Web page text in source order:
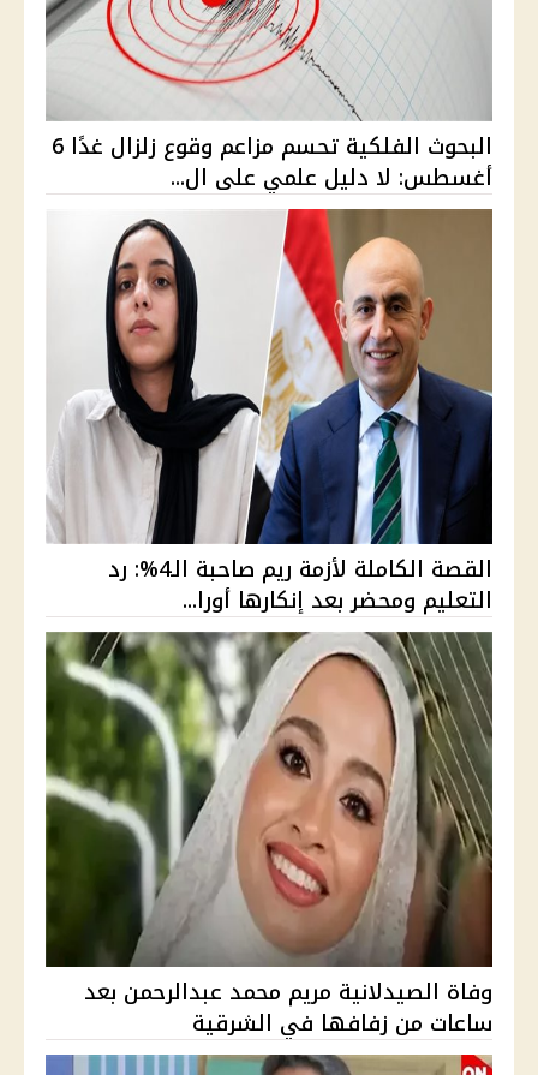
البحوث الفلكية تحسم مزاعم وقوع زلزال غدًا 6
أغسطس: لا دليل علمي على ال...
القصة الكاملة لأزمة ريم صاحبة الـ4%: رد
التعليم ومحضر بعد إنكارها أورا...
وفاة الصيدلانية مريم محمد عبدالرحمن بعد
ساعات من زفافها في الشرقية